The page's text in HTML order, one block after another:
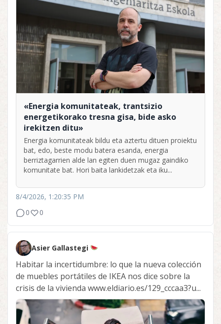
«Energia komunitateak, trantsizio
energetikorako tresna gisa, bide asko
irekitzen ditu»
Energia komunitateak bildu eta aztertu dituen proiektu
bat, edo, beste modu batera esanda, energia
berriztagarrien alde lan egiten duen mugaz gaindiko
komunitate bat. Hori baita lankidetzak eta iku...
8/4/2026, 1:20:35 PM
0
0
Asier Gallastegi
Habitar la incertidumbre: lo que la nueva colección
de muebles portátiles de IKEA nos dice sobre la
crisis de la vivienda www.eldiario.es/129_cccaa3?u...